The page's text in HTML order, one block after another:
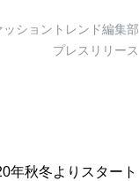
ショントレンド編集部
プレスリリース
年秋冬よりスタート